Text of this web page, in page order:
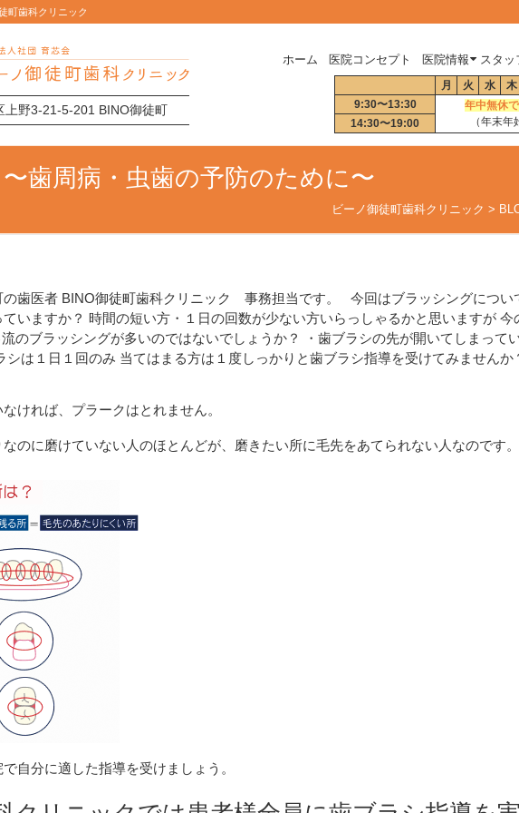
町歯科クリニック
野3-21-5-201 BINO御徒町
ホーム 医院コンセプト 医院情報 スタッ
月
火 水 木
9:30〜13:30
年中無休
（年末年
14:30〜19:00
歯周病・虫歯の予防のために〜
ビーノ御徒町歯科クリニック >
歯医者 BINO御徒町歯科クリニック 事務担当です。 今回はブラッシングにつ
いますか？ 時間の短い方・１日の回数が少ない方いらっしゃるかと思いますが
のブラッシングが多いのではないでしょうか？ ・歯ブラシの先が開いてしまって
シは１日１回のみ 当てはまる方は１度しっかりと歯ブラシ指導を受けてみませんか
ければ、プラークはとれません。
のに磨けていない人のほとんどが、磨きたい所に毛先をあてられない人なのです。
自分に適した指導を受けましょう。